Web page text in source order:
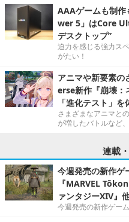
AAAゲームも制
wer 5」はCore
デスクトップ”
迫力を感じる強力ス
がたい！
アニマや新要素の
erse新作『崩壊：
「進化テスト」を
さまざまなアニマと
が増したバトルなど
連載
今週発売の新作
『MARVEL
ァンタジーXIV』
今週発売の新作ゲーム